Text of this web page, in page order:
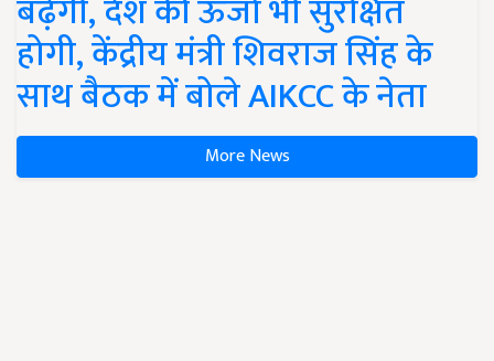
बढ़ेगी, देश की ऊर्जा भी सुरक्षित
होगी, केंद्रीय मंत्री शिवराज सिंह के
साथ बैठक में बोले AIKCC के नेता
More News